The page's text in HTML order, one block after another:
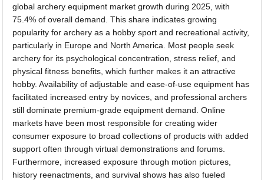
global archery equipment market growth during 2025, with
75.4% of overall demand. This share indicates growing
popularity for archery as a hobby sport and recreational activity,
particularly in Europe and North America. Most people seek
archery for its psychological concentration, stress relief, and
physical fitness benefits, which further makes it an attractive
hobby. Availability of adjustable and ease-of-use equipment has
facilitated increased entry by novices, and professional archers
still dominate premium-grade equipment demand. Online
markets have been most responsible for creating wider
consumer exposure to broad collections of products with added
support often through virtual demonstrations and forums.
Furthermore, increased exposure through motion pictures,
history reenactments, and survival shows has also fueled